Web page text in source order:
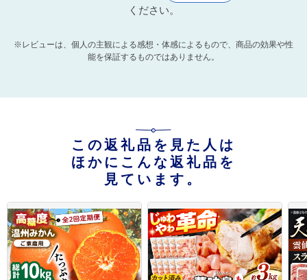
ください。
※レビューは、個人の主観による感想・体感によるもので、商品の効果や性
能を保証するものではありません。
この返礼品を見た人は
ほかにこんな返礼品を
見ています。